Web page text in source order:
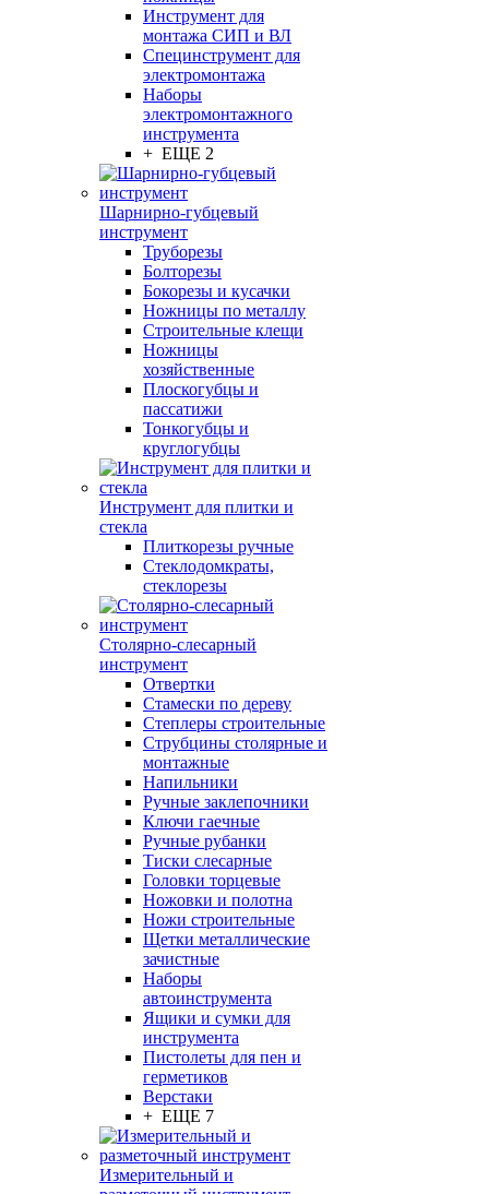
Инструмент для
монтажа СИП и ВЛ
Специнструмент для
электромонтажа
Наборы
электромонтажного
инструмента
+ ЕЩЕ 2
Шарнирно-губцевый
инструмент
Труборезы
Болторезы
Бокорезы и кусачки
Ножницы по металлу
Строительные клещи
Ножницы
хозяйственные
Плоскогубцы и
пассатижи
Тонкогубцы и
круглогубцы
Инструмент для плитки и
стекла
Плиткорезы ручные
Стеклодомкраты,
стеклорезы
Столярно-слесарный
инструмент
Отвертки
Стамески по дереву
Степлеры строительные
Струбцины столярные и
монтажные
Напильники
Ручные заклепочники
Ключи гаечные
Ручные рубанки
Тиски слесарные
Головки торцевые
Ножовки и полотна
Ножи строительные
Щетки металлические
зачистные
Наборы
автоинструмента
Ящики и сумки для
инструмента
Пистолеты для пен и
герметиков
Верстаки
+ ЕЩЕ 7
Измерительный и